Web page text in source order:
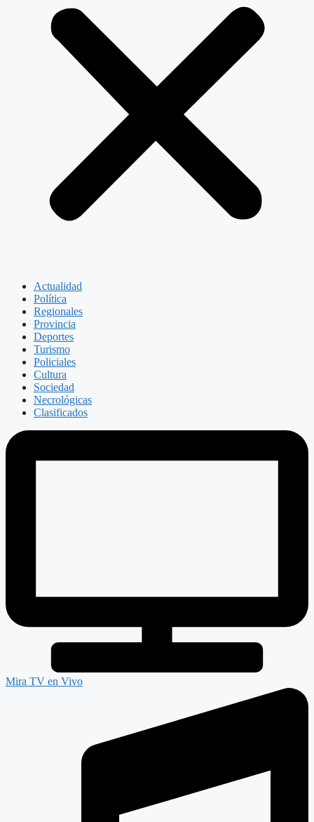
Actualidad
Política
Regionales
Provincia
Deportes
Turismo
Policiales
Cultura
Sociedad
Necrológicas
Clasificados
Mira TV en Vivo